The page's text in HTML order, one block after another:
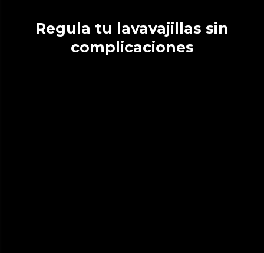
Regula tu lavavajillas sin
complicaciones